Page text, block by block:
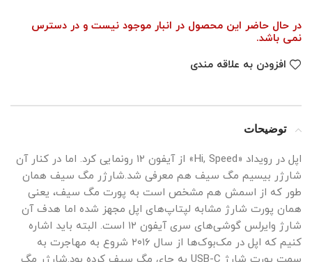
در حال حاضر این محصول در انبار موجود نیست و در دسترس
نمی باشد.
افزودن به علاقه مندی
توضیحات
اپل در رویداد «Hi, Speed» از آیفون ۱۲ رونمایی کرد. اما در کنار آن
شارژر بیسیم مگ‌ سیف هم معرفی شد.شارژر مگ سیف همان
طور که از اسمش هم مشخص است به پورت مگ سیف،‌ یعنی
همان پورت شارژ مشابه لپتاپ‌های اپل مجهز شده اما هدف آن
شارژ وایرلس گوشی‌های سری آیفون ۱۲ است. البته باید اشاره
کنیم که اپل در مک‌بوک‌ها از سال ۲۰۱۶ شروع به مهاجرت به